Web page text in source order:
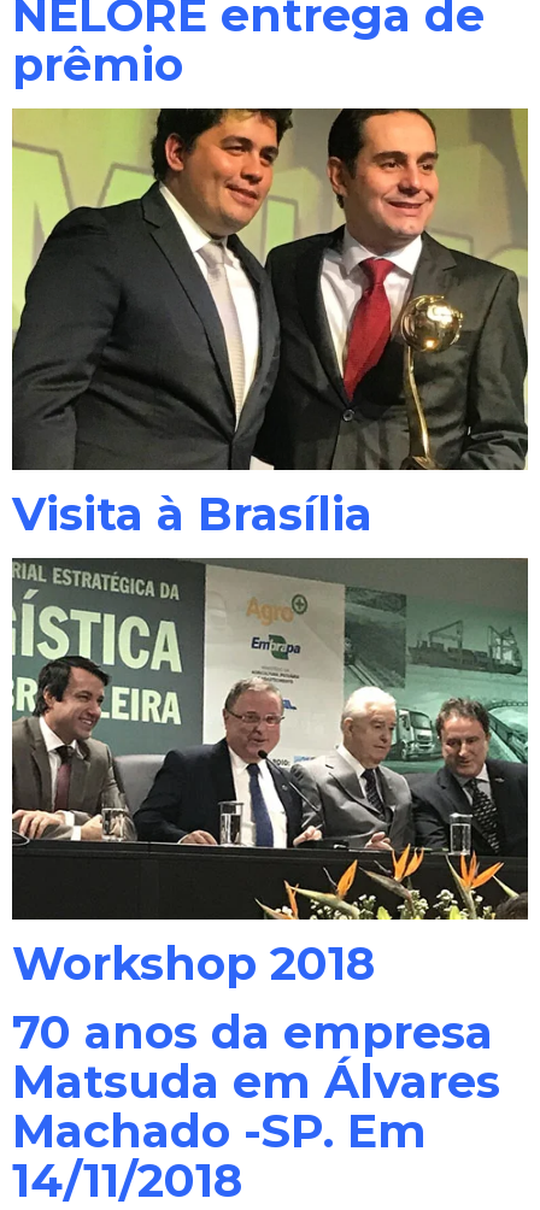
NELORE entrega de
prêmio
Visita à Brasília
Workshop 2018
70 anos da empresa
Matsuda em Álvares
Machado -SP. Em
14/11/2018